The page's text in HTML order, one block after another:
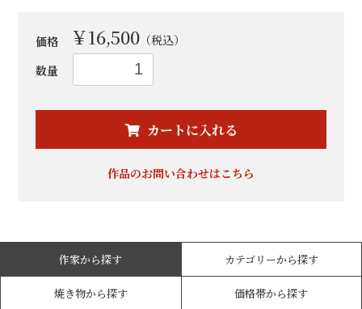
価格 ￥16,500 （税込）
数量
カートに入れる
お買い物を続ける カートへ進む
作品のお問い合わせはこちら
作家から探す カテゴリーから探す
焼き物から探す 価格帯から探す